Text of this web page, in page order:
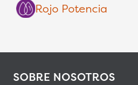
Rojo Potencia
SOBRE NOSOTROS